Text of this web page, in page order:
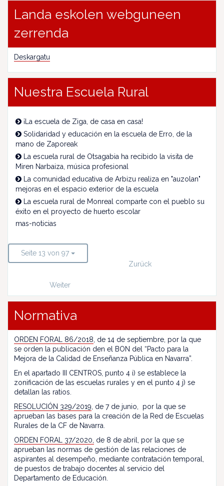
Landa eskolen webguneen
zerrenda
Deskargatu
Nuestra Escuela Rural
¡La escuela de Ziga, de casa en casa!
Solidaridad y educación en la escuela de Erro, de la
mano de Zaporeak
La escuela rural de Otsagabia ha recibido la visita de
Miren Narbaiza, música profesional
La comunidad educativa de Arbizu realiza en "auzolan"
mejoras en el espacio exterior de la escuela
La escuela rural de Monreal comparte con el pueblo su
éxito en el proyecto de huerto escolar
mas-noticias
Seite 13 von 97
Zurück
Weiter
Normativa
ORDEN FORAL 86/2018 , de 14 de septiembre, por la que
se orden la publicación den el BON del “Pacto para la
Mejora de la Calidad de Enseñanza Pública en Navarra”.
En el apartado III CENTROS, punto 4 i) se establece la
zonificación de las escuelas rurales y en el punto 4 j) se
detallan las ratios.
RESOLUCIÓN 329/2019 , de 7 de junio, por la que se
aprueban las bases para la creación de la Red de Escuelas
Rurales de la CF de Navarra.
ORDEN FORAL 37/2020, de 8 de abril, por la que se
aprueban las normas de gestión de las relaciones de
aspirantes al desempeño, mediante contratación temporal,
de puestos de trabajo docentes al servicio del
Departamento de Educación.